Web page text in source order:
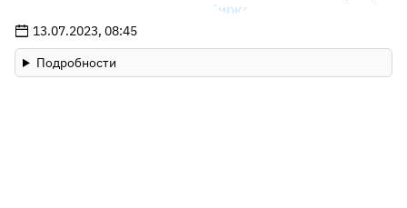
13.07.2023, 08:45
Подробности